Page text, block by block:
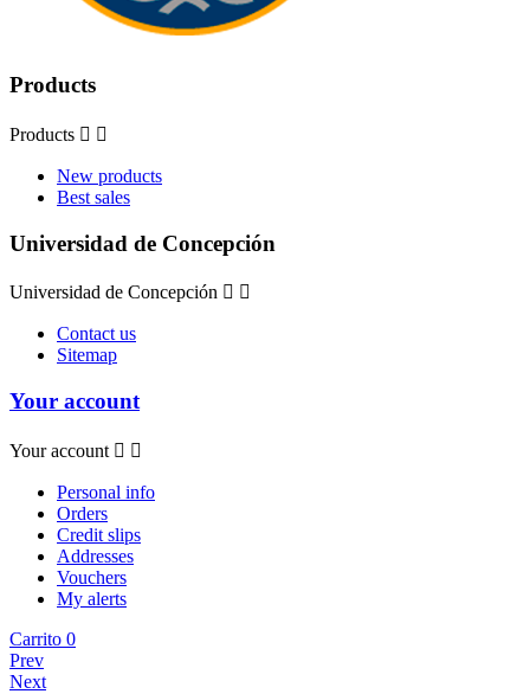
Products
Products  
New products
Best sales
Universidad de Concepción
Universidad de Concepción  
Contact us
Sitemap
Your account
Your account  
Personal info
Orders
Credit slips
Addresses
Vouchers
My alerts
Carrito 0
Prev
Next